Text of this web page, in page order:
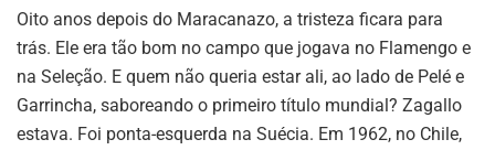
Oito anos depois do Maracanazo, a tristeza ficara para
trás. Ele era tão bom no campo que jogava no Flamengo e
na Seleção. E quem não queria estar ali, ao lado de Pelé e
Garrincha, saboreando o primeiro título mundial? Zagallo
estava. Foi ponta-esquerda na Suécia. Em 1962, no Chile,